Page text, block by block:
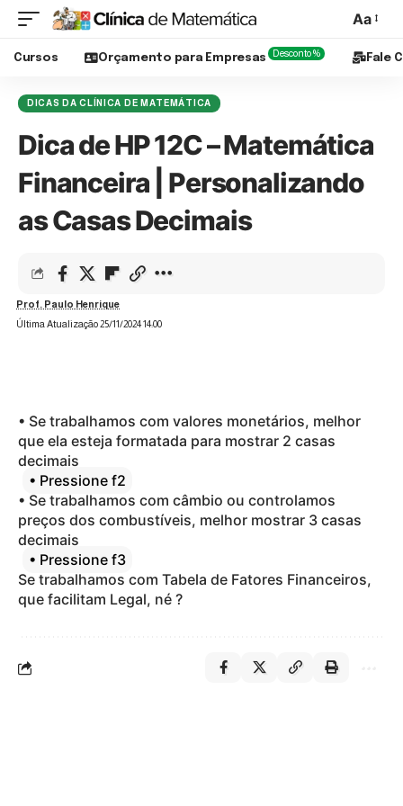
Aa
Cursos Orçamento para Empresas Desconto % Fale
DICAS DA CLÍNICA DE MATEMÁTICA
Dica de HP 12C – Matemática
Financeira | Personalizando
as Casas Decimais
Última Atualização 25/11/2024 14:00
Prof. Paulo Henrique
• Se trabalhamos com valores monetários, melhor
que ela esteja formatada para mostrar 2 casas
decimais
• Pressione f2
• Se trabalhamos com câmbio ou controlamos
preços dos combustíveis, melhor mostrar 3 casas
decimais
• Pressione f3
Se trabalhamos com Tabela de Fatores Financeiros,
que facilitam Legal, né ?